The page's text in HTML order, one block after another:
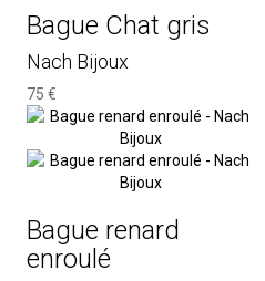
Bague Chat gris
Nach Bijoux
75 €
Bague renard
enroulé